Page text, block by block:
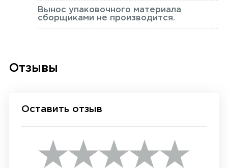
Вынос упаковочного материала
сборщиками не производится.
Отзывы
Оставить отзыв